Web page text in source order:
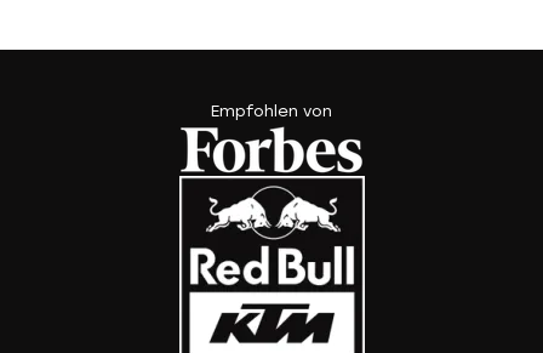
Empfohlen von